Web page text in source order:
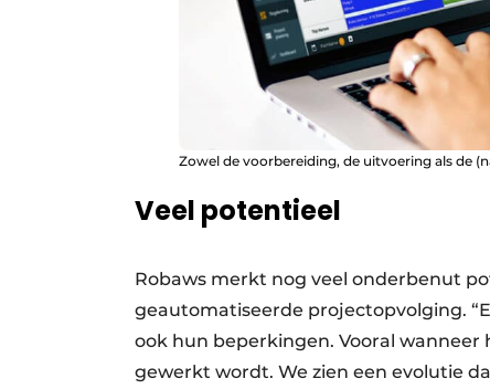
Zowel de voorbereiding, de uitvoering als de
Veel potentieel
Robaws merkt nog veel onderbenut
geautomatiseerde projectopvolging.
ook hun beperkingen. Vooral
gewerkt wordt. We zien een evolutie